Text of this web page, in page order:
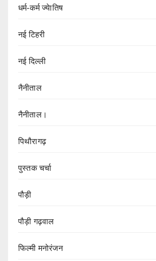
धर्म-कर्म ज्येातिष
नई टिहरी
नई दिल्ली
नैनीताल
नैनीताल।
पिथौरागढ़
पुस्तक चर्चा
पौड़ी
पौड़ी गढ़वाल
फिल्मी मनोरंजन